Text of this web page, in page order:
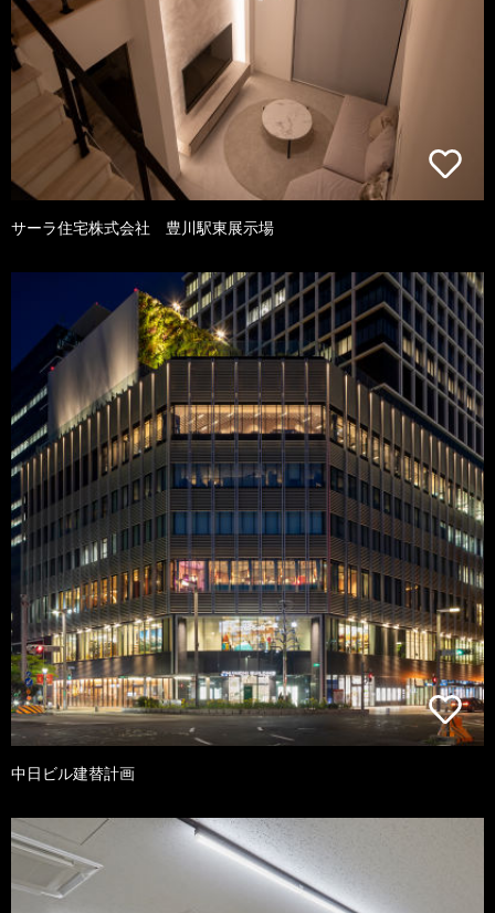
サーラ住宅株式会社 豊川駅東展示場
中日ビル建替計画